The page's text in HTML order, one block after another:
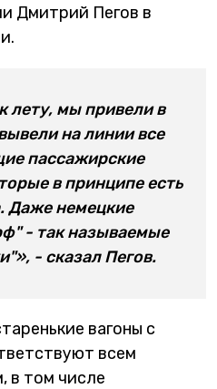
Дмитрий Пегов в
лету, мы привели в
на линии все
пассажирские
в принципе есть
Даже немецкие
- так называемые
- сказал Пегов.
вагоны с
всем
в том числе